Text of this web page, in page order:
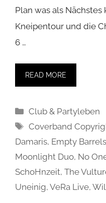
Plan was als
Kneipentour und die
6 …
READ MORE
Kategorien
Club & Partyleben
Schlagwörter
Coverband
Damaris, Empty Barrels
Moonlight Duo, No
SchoHnzeit, The
Uneinig, VeRa Live,